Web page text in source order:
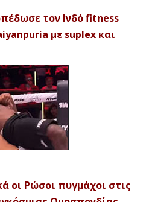
τον Ινδό fitness
με suplex και
οι Ρώσοι πυγμάχοι στις